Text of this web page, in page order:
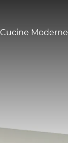
Cucine Moderne